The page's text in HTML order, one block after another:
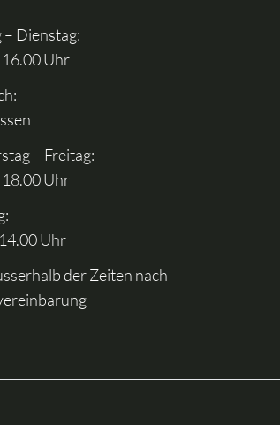
Dienstag:
Uhr
– Freitag:
Uhr
Uhr
der Zeiten nach